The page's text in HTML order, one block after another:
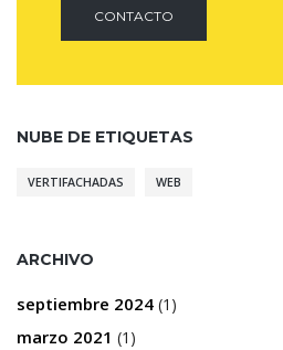
CONTACTO
NUBE DE ETIQUETAS
VERTIFACHADAS WEB
ARCHIVO
septiembre 2024 (1)
marzo 2021 (1)